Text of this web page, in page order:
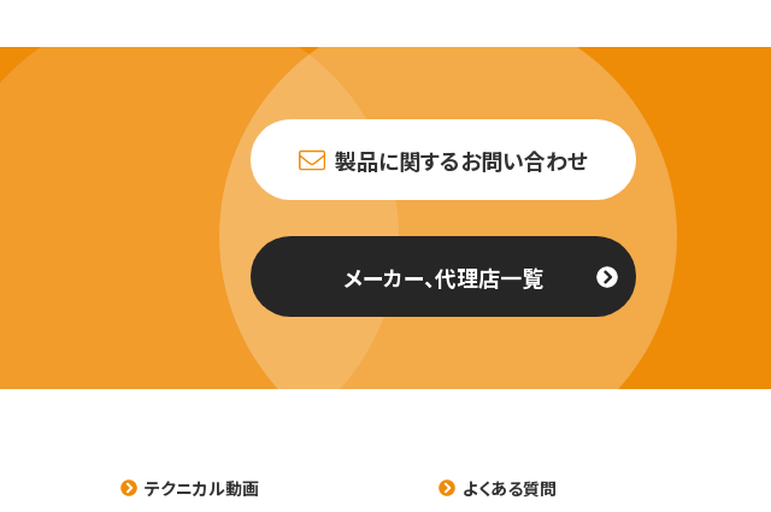
製品に関するお問い合わせ
メーカー、代理店一覧
テクニカル動画
よくある質問